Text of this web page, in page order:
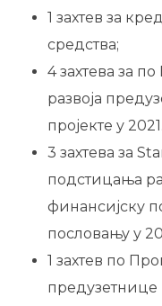
1 захтев за
средства;
4 захтева за
развоја
пројекте у
3 захтева за
подстицања
финансијску
пословању у
1 захтев по
предузетнице